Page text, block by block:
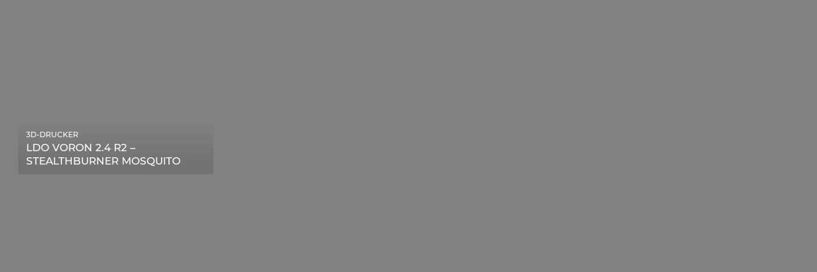
LDO VORON 2.4 R2 –
STEALTHBURNER MOSQUITO
3D-DRUCKER